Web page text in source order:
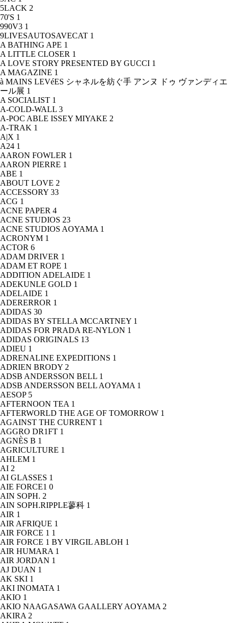
5LACK 2
70'S 1
990V3 1
9LIVESAUTOSAVECAT 1
A BATHING APE 1
A LITTLE CLOSER 1
A LOVE STORY PRESENTED BY GUCCI 1
A MAGAZINE 1
à MAINS LEVéES シャネルを紡ぐ手 アンヌ ドゥ ヴァンディエ
ール展 1
A SOCIALIST 1
A-COLD-WALL 3
A-POC ABLE ISSEY MIYAKE 2
A-TRAK 1
A|X 1
A24 1
AARON FOWLER 1
AARON PIERRE 1
ABE 1
ABOUT LOVE 2
ACCESSORY 33
ACG 1
ACNE PAPER 4
ACNE STUDIOS 23
ACNE STUDIOS AOYAMA 1
ACRONYM 1
ACTOR 6
ADAM DRIVER 1
ADAM ET ROPE 1
ADDITION ADELAIDE 1
ADEKUNLE GOLD 1
ADELAIDE 1
ADERERROR 1
ADIDAS 30
ADIDAS BY STELLA MCCARTNEY 1
ADIDAS FOR PRADA RE-NYLON 1
ADIDAS ORIGINALS 13
ADIEU 1
ADRENALINE EXPEDITIONS 1
ADRIEN BRODY 2
ADSB ANDERSSON BELL 1
ADSB ANDERSSON BELL AOYAMA 1
AESOP 5
AFTERNOON TEA 1
AFTERWORLD THE AGE OF TOMORROW 1
AGAINST THE CURRENT 1
AGGRO DR1FT 1
AGNÈS B 1
AGRICULTURE 1
AHLEM 1
AI 2
AI GLASSES 1
AIE FORCE1 0
AIN SOPH. 2
AIN SOPH.RIPPLE蓼科 1
AIR 1
AIR AFRIQUE 1
AIR FORCE 1 1
AIR FORCE 1 BY VIRGIL ABLOH 1
AIR HUMARA 1
AIR JORDAN 1
AJ DUAN 1
AK SKI 1
AKI INOMATA 1
AKIO 1
AKIO NAAGASAWA GAALLERY AOYAMA 2
AKIRA 2